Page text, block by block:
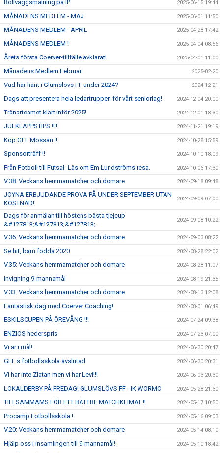
Bollväggsmålning på IP 2025-06-15 19:44
MÅNADENS MEDLEM - MAJ 2025-06-01 11:50
MÅNADENS MEDLEM - APRIL 2025-04-28 17:42
MÅNADENS MEDLEM ! 2025-04-04 08:56
Årets första Coerver-tillfälle avklarat! 2025-04-01 11:00
Månadens Medlem Februari 2025-02-20
Vad har hänt i Glumslövs FF under 2024? 2024-12-21
Dags att presentera hela ledartruppen för vårt seniorlag! 2024-12-04 20:00
Tränarteamet klart inför 2025! 2024-12-01 18:30
JULKLAPPSTIPS !!!! 2024-11-21 19:19
Köp GFF Mössan !! 2024-10-28 15:59
Sponsorträff !! 2024-10-10 18:09
Från Fotboll till Futsal- Läs om Em Lundströms resa. 2024-10-06 17:30
V.38: Veckans hemmamatcher och domare 2024-09-18 09:48
JOYNA ERBJUDANDE PROVA PÅ UNDER SEPTEMBER UTAN
KOSTNAD!
2024-09-09 07:00
Dags för anmälan till höstens bästa tjejcup
&#127813;&#127813;&#127813;
2024-09-08 10:22
V.36: Veckans hemmamatcher och domare 2024-09-03 08:22
Se hit, barn födda 2020 2024-08-28 22:02
V.35: Veckans hemmamatcher och domare 2024-08-28 11:07
Invigning 9-mannamål 2024-08-19 21:35
V.33: Veckans hemmamatcher och domare 2024-08-13 12:08
Fantastisk dag med Coerver Coaching! 2024-08-01 06:49
ESKILSCUPEN PÅ ÖREVÅNG !!! 2024-07-24 09:38
ENZIOS hederspris 2024-07-23 07:00
Vi är i mål! 2024-06-30 20:47
GFF:s fotbollsskola avslutad 2024-06-30 20:31
Vi har inte Zlatan men vi har Levi!!! 2024-06-03 20:30
LOKALDERBY PÅ FREDAG! GLUMSLÖVS FF - IK WORMO 2024-05-28 21:30
TILLSAMMAMS FÖR ETT BÄTTRE MATCHKLIMAT !! 2024-05-17 10:50
Procamp Fotbollsskola ! 2024-05-16 09:03
V.20: Veckans hemmamatcher och domare 2024-05-14 08:10
Hjälp oss i insamlingen till 9-mannamål! 2024-05-10 18:42